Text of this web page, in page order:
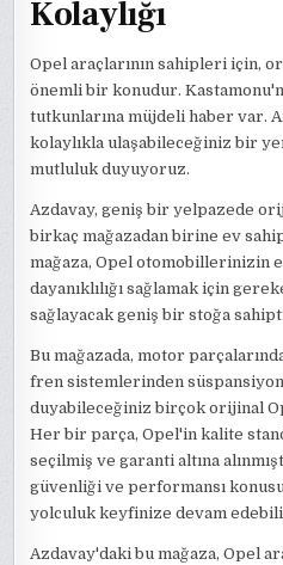
Kolaylığı
Opel araçlarının sahipleri için,
önemli bir konudur.
tutkunlarına müjdeli haber var.
kolaylıkla ulaşabileceğiniz bir
mutluluk duyuyoruz.
Azdavay, geniş bir yelpazede
birkaç mağazadan birine ev
mağaza, Opel otomobillerinizin
dayanıklılığı sağlamak için
sağlayacak geniş bir stoğa
Bu mağazada, motor
fren sistemlerinden
duyabileceğiniz birçok orijinal
Her bir parça, Opel'in kalite
seçilmiş ve garanti altına
güvenliği ve performansı
yolculuk keyfinize devam
Azdavay'daki bu mağaza, Opel